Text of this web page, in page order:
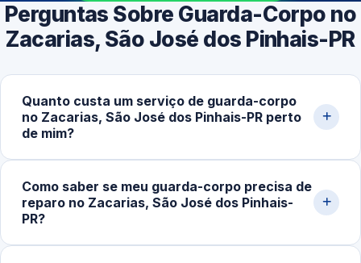
Perguntas Sobre Guarda-Corpo no
Zacarias, São José dos Pinhais-PR
Quanto custa um serviço de guarda-corpo
no Zacarias, São José dos Pinhais-PR perto
de mim?
estrutura, metragem linear e complexidade da fixação.
Projetos residenciais simples começam em torno de
Como saber se meu guarda-corpo precisa de
reparo no Zacarias, São José dos Pinhais-
PR?